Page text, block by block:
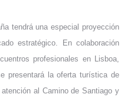
tendrá una especial proyección
estratégico. En colaboración
profesionales en Lisboa,
presentará la oferta turística de
al Camino de Santiago y